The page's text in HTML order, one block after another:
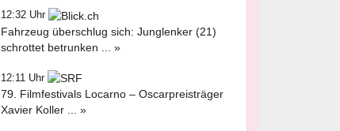
12:32 Uhr
Fahrzeug überschlug sich: Junglenker (21)
schrottet betrunken ... »
12:11 Uhr
79. Filmfestivals Locarno – Oscarpreisträger
Xavier Koller ... »